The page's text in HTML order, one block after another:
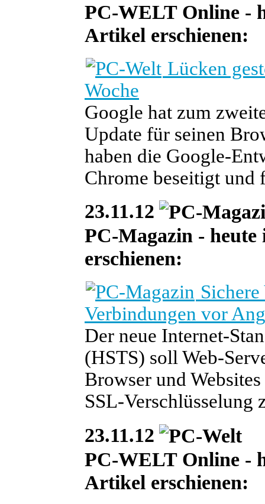
PC-WELT Online -
Artikel erschienen:
Lücken
Woche
Google hat zum
Update für seinen
haben die Google-
Chrome beseitigt und
23.11.12
PC-Magazin -
erschienen:
Verbindungen vor
Der neue Internet-
(HSTS) soll Web-
Browser und
SSL-Verschlüsselung
23.11.12
PC-WELT Online -
Artikel erschienen: